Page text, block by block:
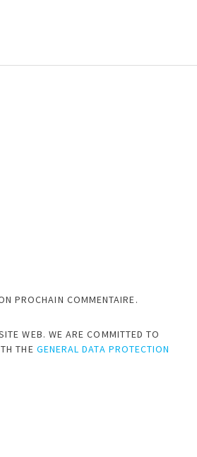
PROCHAIN COMMENTAIRE.
WEB. WE ARE COMMITTED TO
THE GENERAL DATA PROTECTION